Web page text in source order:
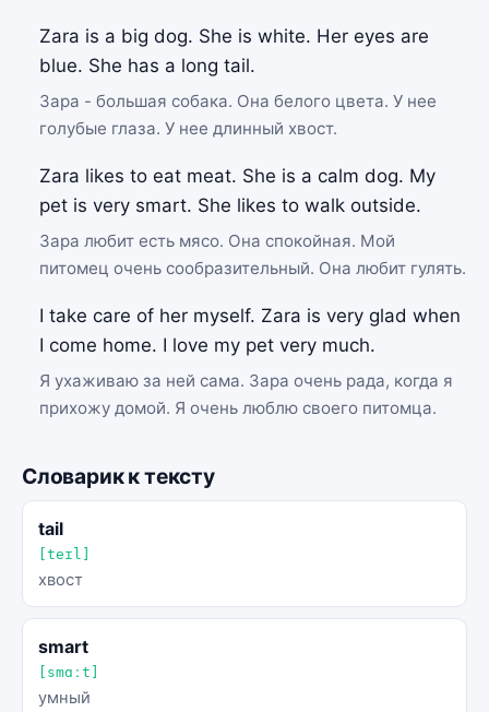
Zara is a big dog. She is white. Her eyes are
blue. She has a long tail.
Зара - большая собака. Она белого цвета. У нее
голубые глаза. У нее длинный хвост.
Zara likes to eat meat. She is a calm dog. My
pet is very smart. She likes to walk outside.
Зара любит есть мясо. Она спокойная. Мой
питомец очень сообразительный. Она любит гулять.
I take care of her myself. Zara is very glad when
I come home. I love my pet very much.
Я ухаживаю за ней сама. Зара очень рада, когда я
прихожу домой. Я очень люблю своего питомца.
Словарик к тексту
tail
[teɪl]
хвост
smart
[smɑːt]
умный